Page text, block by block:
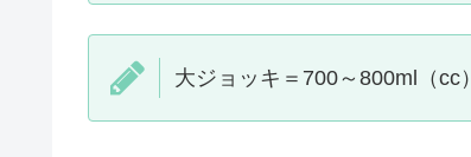
大ジョッキ＝700～800ml（cc）